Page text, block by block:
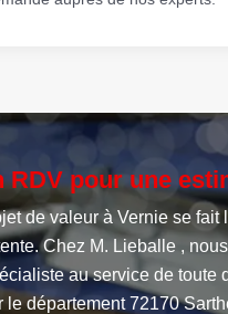
RDV pour une
de valeur à Vernie se
Chez M. Lieballe ,
au service de toute
le département 72170